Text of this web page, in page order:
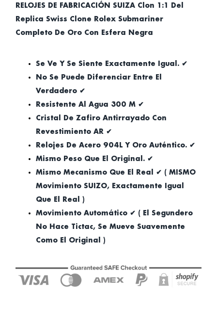
RELOJES DE FABRICACIÓN SUIZA Clon 1:1 Del
Replica Swiss Clone Rolex Submariner
Completo De Oro Con Esfera Negra
Se Ve Y Se Siente Exactamente Igual. ✔
No Se Puede Diferenciar Entre El
Verdadero ✔
Resistente Al Agua 300 M ✔
Cristal De Zafiro Antirrayado Con
Revestimiento AR ✔
Relojes De Acero 904L Y Oro Auténtico. ✔
Mismo Peso Que El Original. ✔
Mismo Mecanismo Que El Real ✔ ( MISMO
Movimiento SUIZO, Exactamente Igual
Que El Real )
Movimiento Automático ✔ ( El Segundero
No Hace Tictac, Se Mueve Suavemente
Como El Original )